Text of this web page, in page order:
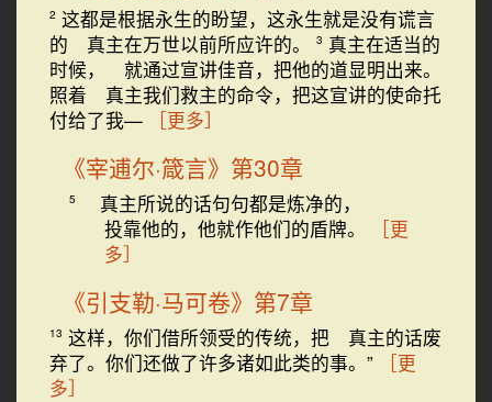
2 这都是根据永生的盼望，这永生就是没有谎言
的 真主在万世以前所应许的。
3 真主在适当的
时候， 就通过宣讲佳音，把他的道显明出来。
照着 真主我们救主的命令，把这宣讲的使命托
付给了我—
［更多］
《宰逋尔·箴言》第30章
5
真主所说的话句句都是炼净的，
投靠他的，他就作他们的盾牌。
［更
多］
《引支勒·马可卷》第7章
13 这样，你们借所领受的传统，把 真主的话废
弃了。你们还做了许多诸如此类的事。”
［更
多］